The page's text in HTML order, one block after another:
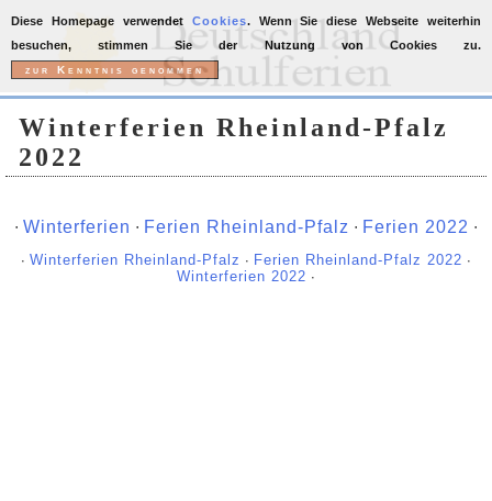
Winterferien Rheinland-Pfalz
2022
∙ Winterferien ∙ Ferien Rheinland-Pfalz ∙ Ferien 2022 ∙
∙ Winterferien Rheinland-Pfalz ∙ Ferien Rheinland-Pfalz 2022 ∙
Winterferien 2022 ∙
Diese Homepage verwendet Cookies. Wenn Sie diese Webseite weiterhin
besuchen, stimmen Sie der Nutzung von Cookies zu.